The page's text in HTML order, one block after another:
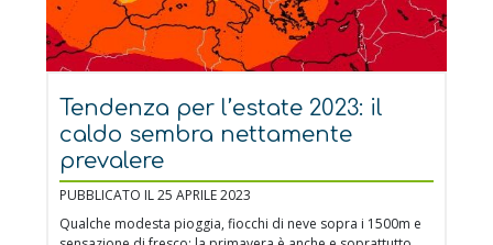
Tendenza per l’estate 2023: il
caldo sembra nettamente
prevalere
PUBBLICATO IL 25 APRILE 2023
Qualche modesta pioggia, fiocchi di neve sopra i 1500m e